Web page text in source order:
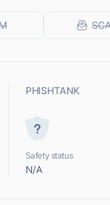
PHISHTANK
Safety status
N/A